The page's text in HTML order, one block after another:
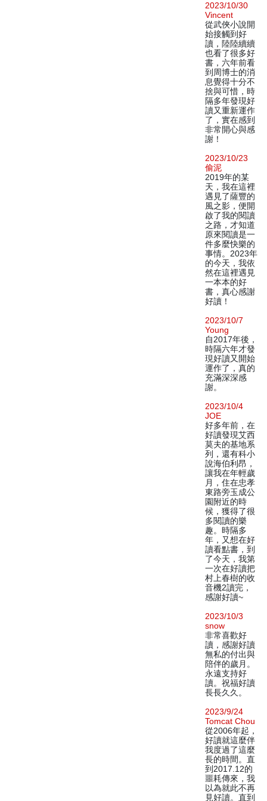
2023/10/30
Vincent
從武俠小說開
始接觸到好
讀，陸陸續續
也看了很多好
書，六年前看
到周博士的消
息覺得十分不
捨與可惜，時
隔多年發現好
讀又重新運作
了，實在感到
非常開心與感
謝！
2023/10/23
偷泥
2019年的某
天，我在這裡
遇見了薩豐的
風之影，便開
啟了我的閱讀
之路，才知道
原來閱讀是一
件多麼快樂的
事情。2023年
的今天，我依
然在這裡遇見
一本本的好
書，真心感謝
好讀！
2023/10/7
Young
自2017年後，
時隔六年才發
現好讀又開始
運作了，真的
充滿深深感
謝。
2023/10/4
JOE
好多年前，在
好讀發現艾西
莫夫的基地系
列，還有科小
說海伯利昂，
讓我在年輕歲
月，住在忠孝
東路旁玉成公
園附近的時
候，獲得了很
多閱讀的樂
趣。時隔多
年，又想在好
讀看點書，到
了今天，我第
一次在好讀把
村上春樹的收
音機2讀完，
感謝好讀~
2023/10/3
snow
非常喜歡好
讀，感謝好讀
無私的付出與
陪伴的歲月。
永遠支持好
讀。祝福好讀
長長久久。
2023/9/24
Tomcat Chou
從2006年起，
好讀就這麼伴
我度過了這麼
長的時間。直
到2017.12的
噩耗傳來，我
以為就此不再
見好讀。直到